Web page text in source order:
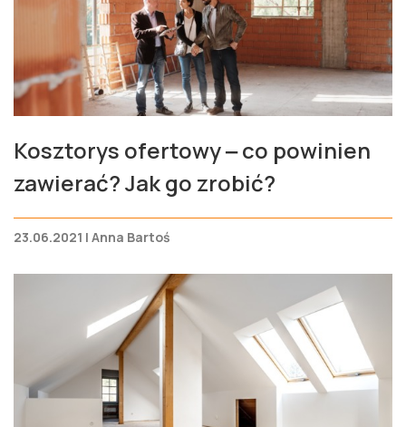
Kosztorys ofertowy ‒ co powinien
zawierać? Jak go zrobić?
23.06.2021 | Anna Bartoś